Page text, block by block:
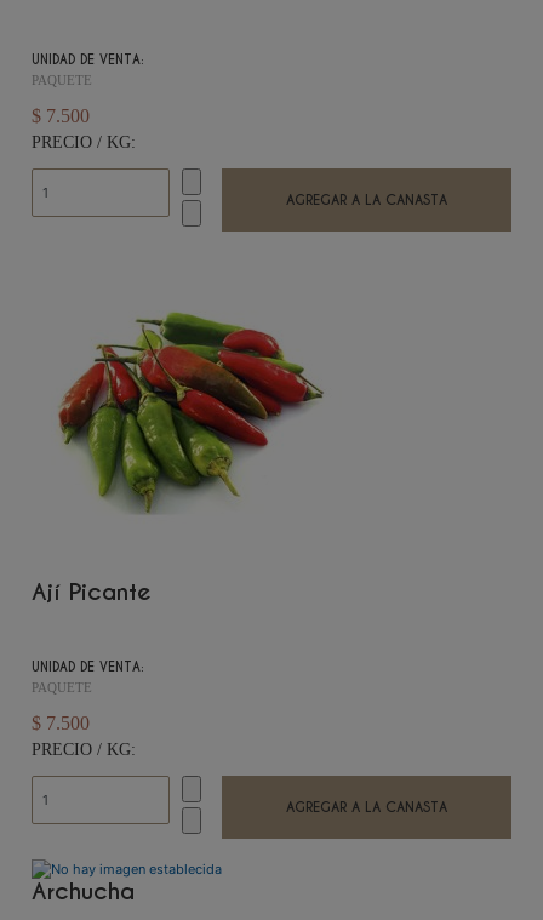
UNIDAD DE VENTA:
PAQUETE
$ 7.500
PRECIO / KG:
Ají Picante
UNIDAD DE VENTA:
PAQUETE
$ 7.500
PRECIO / KG:
Archucha